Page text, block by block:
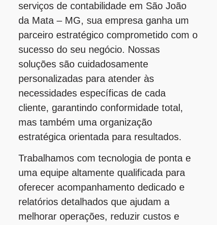
serviços de contabilidade em São João
da Mata – MG, sua empresa ganha um
parceiro estratégico comprometido com o
sucesso do seu negócio. Nossas
soluções são cuidadosamente
personalizadas para atender às
necessidades específicas de cada
cliente, garantindo conformidade total,
mas também uma organização
estratégica orientada para resultados.
Trabalhamos com tecnologia de ponta e
uma equipe altamente qualificada para
oferecer acompanhamento dedicado e
relatórios detalhados que ajudam a
melhorar operações, reduzir custos e